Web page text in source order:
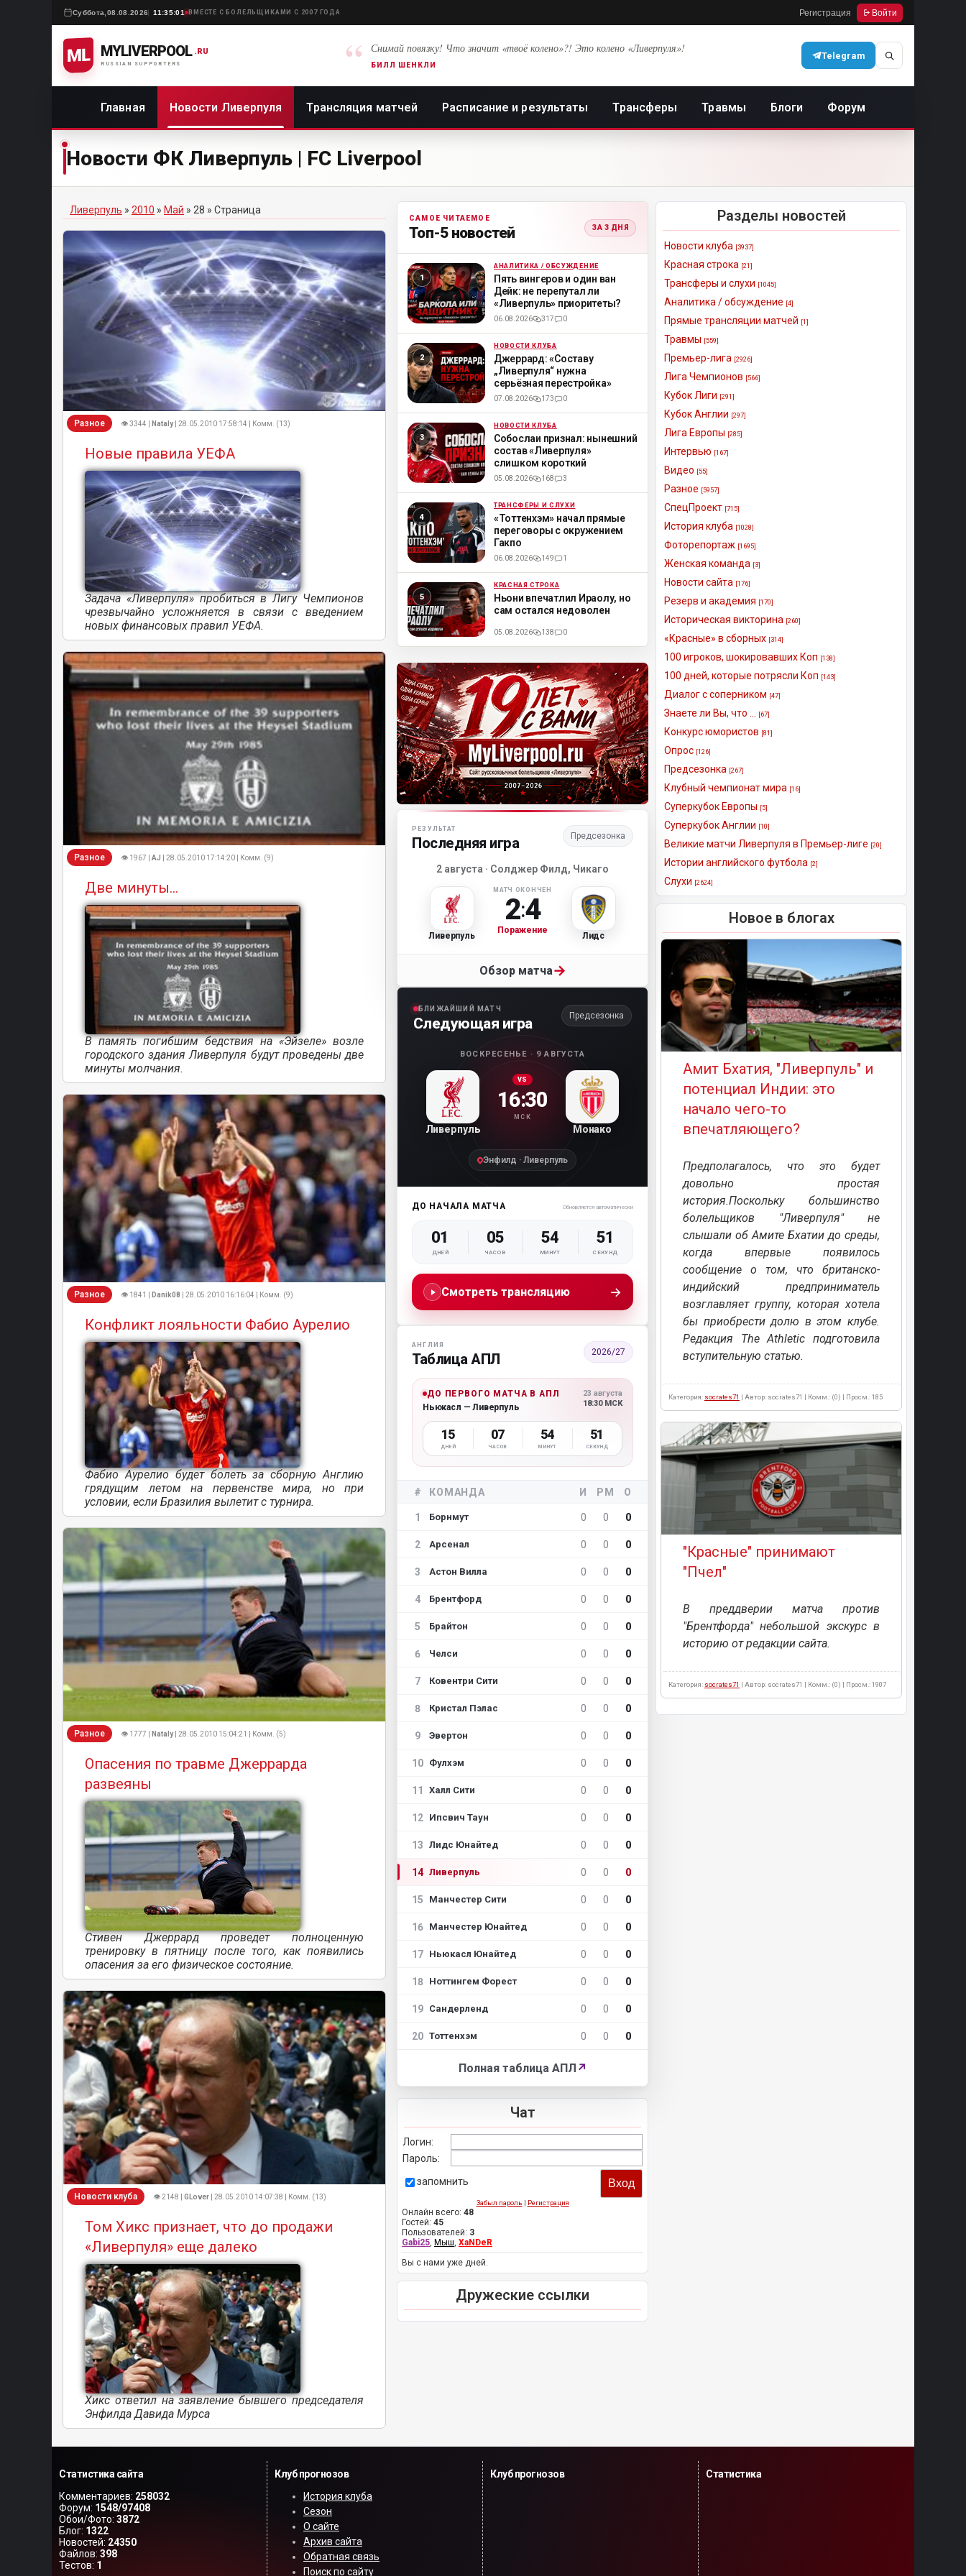
Суббота, 08.08.2026 11:35:01 ВМЕСТЕ С БОЛЕЛЬЩИКАМИ С 2007 ГОДА Регистрация Войти
ML MYLIVERPOOL
RUSSIAN SUPPORTERS
.RU “ Снимай повязку! Что значит «твоё колено»?! Это колено «Ливерпуля»!
БИЛЛ ШЕНКЛИ
Telegram
Главная Новости Ливерпуля Трансляция матчей Расписание и результаты Трансферы Травмы Блоги Форум
Новости ФК Ливерпуль | FC Liverpool
Ливерпуль » 2010 » Май » 28 » Страница
Разное 👁 3344 | Nataly| 28.05.2010 17:58:14 | Комм. (13)
Новые правила УЕФА
Задача «Ливерпуля» пробиться в Лигу Чемпионов
чрезвычайно усложняется в связи с введением
новых финансовых правил УЕФА.
Разное 👁 1967 | AJ | 28.05.2010 17:14:20 | Комм. (9)
Две минуты...
В память погибшим бедствия на «Эйзеле» возле
городского здания Ливерпуля будут проведены две
минуты молчания.
Разное 👁 1841 | Danik08 | 28.05.2010 16:16:04 | Комм. (9)
Конфликт лояльности Фабио Аурелио
Фабио Аурелио будет болеть за сборную Англию
грядущим летом на первенстве мира, но при
условии, если Бразилия вылетит с турнира.
Разное 👁 1777 | Nataly| 28.05.2010 15:04:21 | Комм. (5)
Опасения по травме Джеррарда
развеяны
Стивен Джеррард проведет полноценную
тренировку в пятницу после того, как появились
опасения за его физическое состояние.
Новости клуба 👁 2148 | GLover | 28.05.2010 14:07:38 | Комм. (13)
Том Хикс признает, что до продажи
«Ливерпуля» еще далеко
Хикс ответил на заявление бывшего председателя
Энфилда Давида Мурса
САМОЕ ЧИТАЕМОЕ
Топ-5 новостей ЗА 3 ДНЯ
ML АНАЛИТИКА / ОБСУЖДЕНИЕ
Пять вингеров и один ван
Дейк: не перепутал ли
«Ливерпуль» приоритеты?
06.08.2026 317 0
ML НОВОСТИ КЛУБА
Джеррард: «Составу
„Ливерпуля“ нужна
серьёзная перестройка»
07.08.2026 173 0
ML НОВОСТИ КЛУБА
Собослаи признал: нынешний
состав «Ливерпуля»
слишком короткий
05.08.2026 168 3
ML ТРАНСФЕРЫ И СЛУХИ
«Тоттенхэм» начал прямые
переговоры с окружением
Гакпо
06.08.2026 149 1
ML КРАСНАЯ СТРОКА
Ньони впечатлил Ираолу, но
сам остался недоволен
05.08.2026 138 0
Матч-центр «Ливерпуля»
РЕЗУЛЬТАТ
Последняя игра Предсезонка
2 августа · Солджер Филд, Чикаго
Ливерпуль
МАТЧ ОКОНЧЕН
2:4
Поражение
Лидс
Обзор матча→
БЛИЖАЙШИЙ МАТЧ
Следующая игра Предсезонка
ВОСКРЕСЕНЬЕ · 9 АВГУСТА
Ливерпуль
VS
16:30
МСК
Монако
Энфилд · Ливерпуль
ДО НАЧАЛА МАТЧА Обновляется автоматически
01
ДНЕЙ
05
ЧАСОВ
54
МИНУТ
49
СЕКУНД
Смотреть трансляцию →
АНГЛИЯ
Таблица АПЛ 2026/27
ДО ПЕРВОГО МАТЧА В АПЛ
Ньюкасл — Ливерпуль
23 августа
18:30 МСК
15
ДНЕЙ
07
ЧАСОВ
54
МИНУТ
49
СЕКУНД
# КОМАНДА И РМ О
1 Борнмут 0 0 0
2 Арсенал 0 0 0
3 Астон Вилла 0 0 0
4 Брентфорд 0 0 0
5 Брайтон 0 0 0
6 Челси 0 0 0
7 Ковентри Сити 0 0 0
8 Кристал Пэлас 0 0 0
9 Эвертон 0 0 0
10 Фулхэм 0 0 0
11 Халл Сити 0 0 0
12 Ипсвич Таун 0 0 0
13 Лидс Юнайтед 0 0 0
14 Ливерпуль 0 0 0
15 Манчестер Сити 0 0 0
16 Манчестер Юнайтед 0 0 0
17 Ньюкасл Юнайтед 0 0 0
18 Ноттингем Форест 0 0 0
19 Сандерленд 0 0 0
20 Тоттенхэм 0 0 0
Полная таблица АПЛ ↗
Чат
Логин:
Пароль:
запомнить
Забыл пароль | Регистрация
Онлайн всего: 48
Гостей: 45
Пользователей: 3
Gabi25, Мыш, XaNDeR
Вы с нами уже дней.
Дружеские ссылки
Разделы новостей
Новости клуба [3937]
Красная строка [21]
Трансферы и слухи [1045]
Аналитика / обсуждение [4]
Прямые трансляции матчей [1]
Травмы [559]
Премьер-лига [2926]
Лига Чемпионов [566]
Кубок Лиги [291]
Кубок Англии [297]
Лига Европы [285]
Интервью [167]
Видео [55]
Разное [5957]
СпецПроект [715]
История клуба [1028]
Фоторепортаж [1695]
Женская команда [3]
Новости сайта [176]
Резерв и академия [170]
Историческая викторина [260]
«Красные» в сборных [314]
100 игроков, шокировавших Коп [138]
100 дней, которые потрясли Коп [143]
Диалог с соперником [47]
Знаете ли Вы, что ... [67]
Конкурс юмористов [81]
Опрос [126]
Предсезонка [267]
Клубный чемпионат мира [16]
Суперкубок Европы [5]
Суперкубок Англии [10]
Великие матчи Ливерпуля в Премьер-лиге [20]
Истории английского футбола [2]
Слухи [2624]
Новое в блогах
Амит Бхатия, "Ливерпуль" и
потенциал Индии: это
начало чего-то
впечатляющего?
Предполагалось, что это будет
довольно простая
история.Поскольку большинство
болельщиков "Ливерпуля" не
слышали об Амите Бхатии до среды,
когда впервые появилось
сообщение о том, что британско-
индийский предприниматель
возглавляет группу, которая хотела
бы приобрести долю в этом клубе.
Редакция The Athletic подготовила
вступительную статью.
Категория: socrates71 | Автор: socrates71 | Комм.: (0) | Просм.: 185
"Красные" принимают
"Пчел"
В преддверии матча против
"Брентфорда" небольшой экскурс в
историю от редакции сайта.
Категория: socrates71 | Автор: socrates71 | Комм.: (0) | Просм.: 1907
Статистика сайта
Комментариев: 258032
Форум: 1548/97408
Обои/Фото: 3872
Блог: 1322
Новостей: 24350
Файлов: 398
Тестов: 1
Клуб прогнозов
История клуба
Сезон
О сайте
Архив сайта
Обратная связь
Поиск по сайту
Клуб прогнозов Статистика